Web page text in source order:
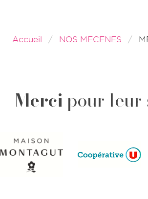
Accueil NOS MECENES
Merci pour leur